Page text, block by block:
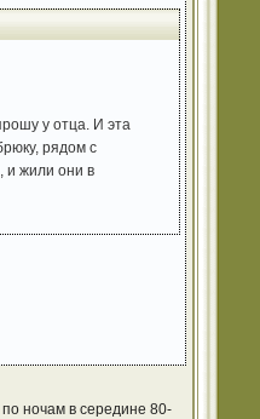
у отца. И эта
рядом с
и жили они в
ночам в середине 80-